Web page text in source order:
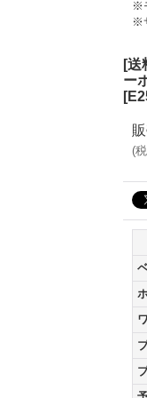
※
※
[送
ー
[
(